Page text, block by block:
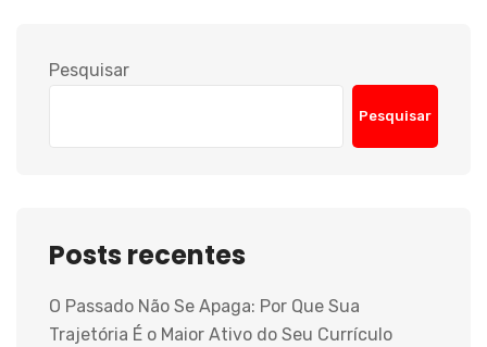
Pesquisar
Pesquisar
Posts recentes
O Passado Não Se Apaga: Por Que Sua
Trajetória É o Maior Ativo do Seu Currículo